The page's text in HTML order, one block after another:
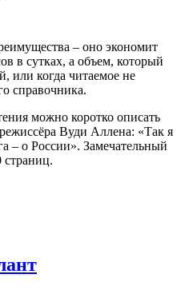
– оно экономит
в сутках, а объем, который
или когда читаемое не
справочника.
можно коротко описать
Вуди Аллена: «Так я
– о России». Замечательный
страниц.